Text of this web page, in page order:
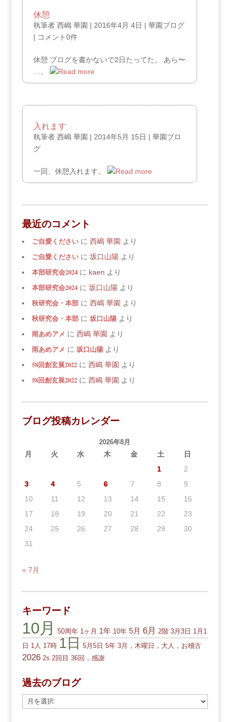
休憩
執筆者 西嶋 華園 | 2016年4月 4日 | 華園ブログ
| コメント0件
休憩 ブログを書かないで2日たってた。 あら〜
…。
入れます
執筆者 西嶋 華園 | 2014年5月 15日 | 華園ブロ
グ
一回、休憩入れます。
最近のコメント
ご自愛くださいに 西嶋 華園 より
ご自愛くださいに 坂口山陽より
本部研究会2024に kaen より
本部研究会2024に 坂口山陽より
秋研究会・本部に 西嶋 華園 より
秋研究会・本部に 坂口山陽より
雨あめアメ に 西嶋 華園 より
雨あめアメ に 坂口山陽より
58回創玄展2022に 西嶋 華園 より
58回創玄展2022に 西嶋 華園 より
ブログ投稿カレンダー
2026年8月
月 火 水 木 金 土
日
1
2
3
4 5 6 7 8
9
10
11 12 13 14 15
16
17
18 19 20 21 22
23
24
25 26 27 28 29
30
31
« 7月
キーワード
10月 50周年 1ヶ月 1年 10年 5月 6月 2階 3月3日 1月1
日 1人 17時 1日 5月5日 5年 3月，木曜日，大人，お稽古
2026 2s 2回目 36回，感謝
過去のブログ
去